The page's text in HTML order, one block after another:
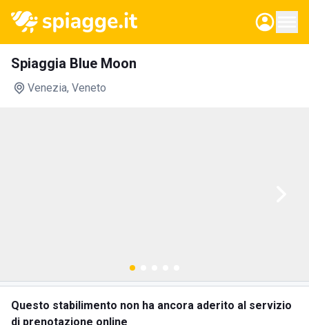
Spiaggia Blue Moon
Venezia, Veneto
Questo stabilimento non ha ancora aderito al servizio
di prenotazione online